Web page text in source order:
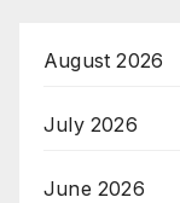
August 2026
July 2026
June 2026